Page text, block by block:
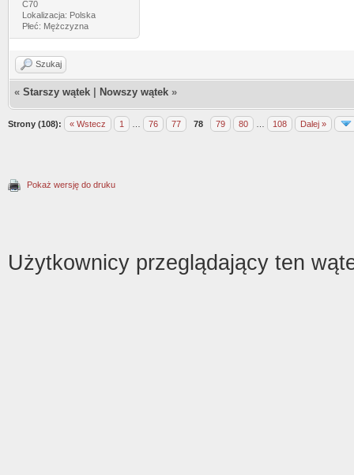
C70
Lokalizacja: Polska
Płeć: Mężczyzna
Szukaj
« Starszy wątek Nowszy wątek »
Strony (108): « Wstecz 1 76 77 78 79 80 108 Dalej »
Pokaż wersję do druku
Użytkownicy przeglądający ten